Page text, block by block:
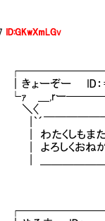
ID:GKwXmLGv
ょーぞー ID：
└ｧ ＿,rー
│ ＼〈
|｀´￣￣￣￣￣
たくしもまたは
ろしくおねがい
＿＿＿＿